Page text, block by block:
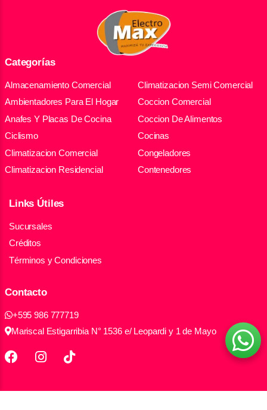
Categorías
Almacenamiento Comercial
Ambientadores Para El Hogar
Anafes Y Placas De Cocina
Ciclismo
Climatizacion Comercial
Climatizacion Residencial
Climatizacion Semi Comercial
Coccion Comercial
Coccion De Alimentos
Cocinas
Congeladores
Contenedores
Links Útiles
Sucursales
Créditos
Términos y Condiciones
Contacto
+595 986 777719
Mariscal Estigarribia N° 1536 e/ Leopardi y 1 de Mayo